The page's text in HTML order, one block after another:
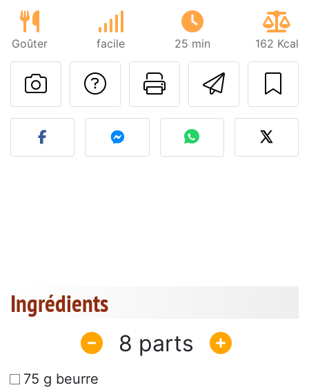
Goûter facile 25 min 162 Kcal
Imprimer
Poser une
Publier votre photo de
Ingrédients
8
75 g beurre